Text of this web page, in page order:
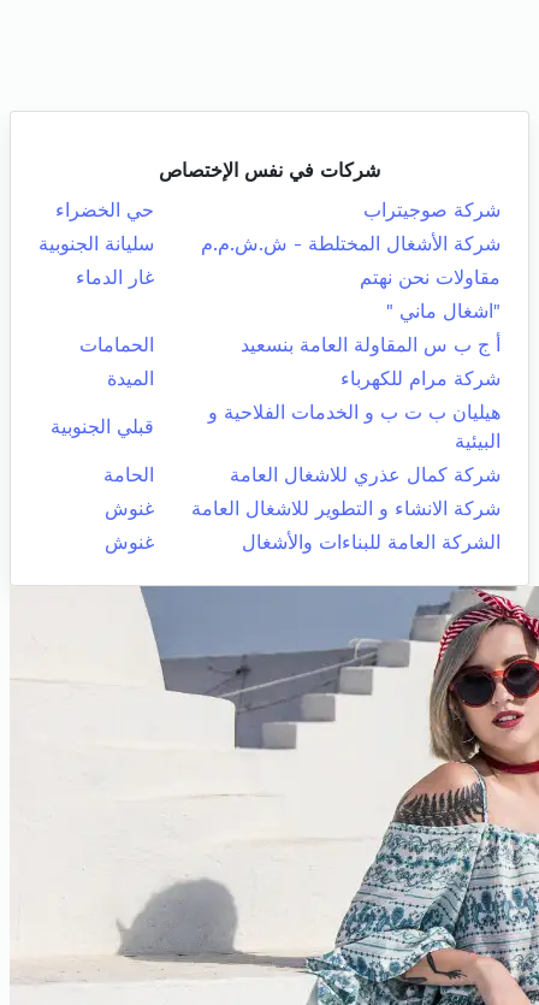
شركات في نفس الإختصاص
شركة صوجيتراب
حي الخضراء
شركة الأشغال المختلطة - ش.ش.م.م
سليانة الجنوبية
مقاولات نحن نهتم
غار الدماء
"اشغال ماني "
أ ج ب س المقاولة العامة بنسعيد
الحمامات
شركة مرام للكهرباء
الميدة
هيليان ب ت ب و الخدمات الفلاحية و
البيئية
قبلي الجنوبية
شركة كمال عذري للاشغال العامة
الحامة
شركة الانشاء و التطوير للاشغال العامة
غنوش
الشركة العامة للبناءات والأشغال
غنوش